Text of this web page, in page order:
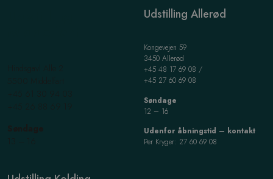
Udstilling Allerød
Kongevejen 59
3450 Allerød
+45 48 17 69 08 /
+45 27 60 69 08
Søndage
12 – 16
Udenfor åbningstid – kontakt
Per Kryger: 27 60 69 08